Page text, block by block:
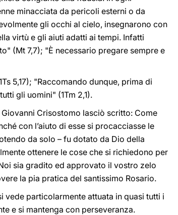
minacciata da pericoli esterni o da
gli occhi al cielo, insegnarono con
virtù e gli aiuti adatti ai tempi. Infatti
(Mt 7,7); "È necessario pregare sempre e
5,17); "Raccomando dunque, prima di
gli uomini" (1Tm 2,1).
Crisostomo lasciò scritto: Come
con l’aiuto di esse si procacciasse le
da solo – fu dotato da Dio della
ottenere le cose che si richiedono per
sia gradito ed approvato il vostro zelo
la pia pratica del santissimo Rosario.
vede particolarmente attuata in quasi tutti i
e si mantenga con perseveranza.